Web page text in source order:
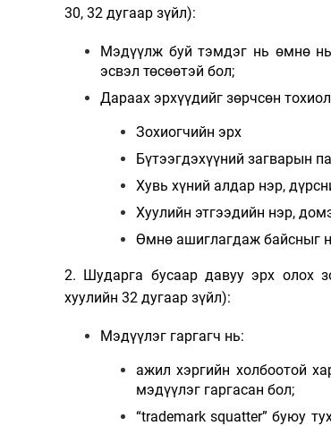
30, 32 дугаар зүйл):
Мэдүүлж буй тэмдэг нь өмнө
эсвэл төсөөтэй бол;
Дараах эрхүүдийг зөрчсөн
Зохиогчийн эрх
Бүтээгдэхүүний загварын
Хувь хүний алдар нэр,
Хуулийн этгээдийн нэр,
Өмнө ашиглагдаж байсныг
2. Шударга бусаар давуу эрх олох
хуулийн 32 дугаар зүйл):
Мэдүүлэг гаргагч нь:
ажил хэргийн холбоотой
мэдүүлэг гаргасан бол;
“trademark squatter”буюу